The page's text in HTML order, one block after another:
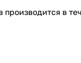
производится в